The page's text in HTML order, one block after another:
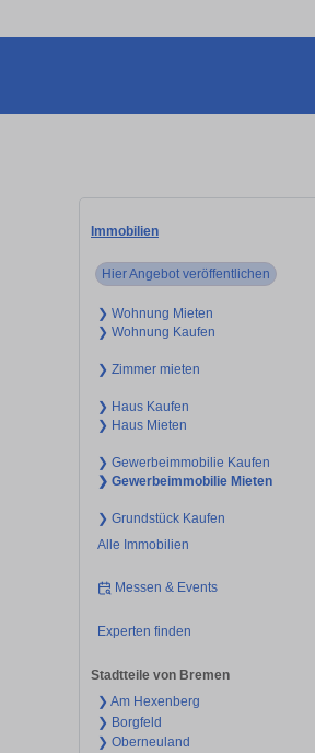
Immobilien
Hier Angebot veröffentlichen
❯ Wohnung Mieten
❯ Wohnung Kaufen
❯ Zimmer mieten
❯ Haus Kaufen
❯ Haus Mieten
❯ Gewerbeimmobilie Kaufen
❯ Gewerbeimmobilie Mieten
❯ Grundstück Kaufen
Alle Immobilien
Messen & Events
Experten finden
Stadtteile von Bremen
❯ Am Hexenberg
❯ Borgfeld
❯ Oberneuland